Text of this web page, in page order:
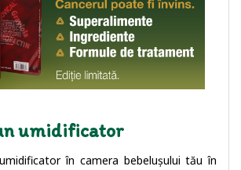
umidificator
în camera bebelușului tău în